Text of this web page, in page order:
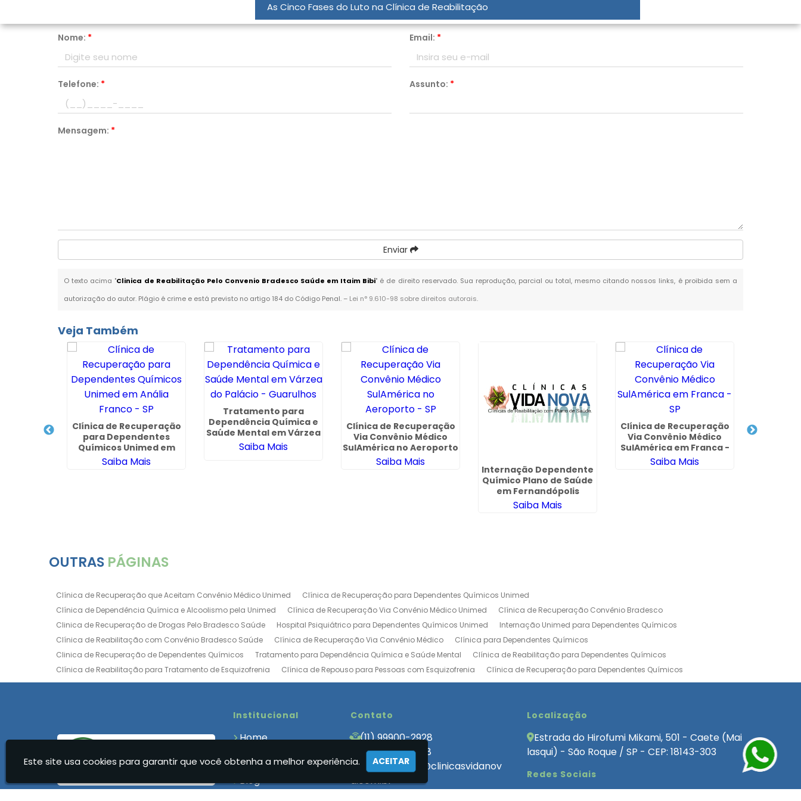
As Cinco Fases do Luto na Clínica de Reabilitação
Nome: * Email: *
Telefone: * Assunto: *
Mensagem: *
Enviar
O texto acima "Clinica de Reabilitação Pelo Convenio Bradesco Saúde em Itaim Bibi" é de direito reservado. Sua reprodução, parcial ou total, mesmo citando nossos links, é proibida sem a
autorização do autor. Plágio é crime e está previsto no artigo 184 do Código Penal. – Lei n° 9.610-98 sobre direitos autorais.
Veja Também
Clínica de Recuperação
para Dependentes
Químicos Unimed em
Anália Franco - SP
Saiba Mais
Tratamento para
Dependência Química e
Saúde Mental em Várzea
do Palácio - Guarulhos
Saiba Mais
Clínica de Recuperação
Via Convênio Médico
SulAmérica no Aeroporto
- SP
Saiba Mais
Internação Dependente
Químico Plano de Saúde
em Fernandópolis
Saiba Mais
Clínica de Recuperação
Via Convênio Médico
SulAmérica em Franca -
SP
Saiba Mais
OUTRAS PÁGINAS
Clínica de Recuperação que Aceitam Convênio Médico Unimed
Clínica de Recuperação para Dependentes Químicos Unimed
Clínica de Dependência Química e Alcoolismo pela Unimed
Clínica de Recuperação Via Convênio Médico Unimed
Clínica de Recuperação Convênio Bradesco
Clinica de Recuperação de Drogas Pelo Bradesco Saúde
Hospital Psiquiátrico para Dependentes Químicos Unimed
Internação Unimed para Dependentes Químicos
Clínica de Reabilitação com Convênio Bradesco Saúde
Clínica de Recuperação Via Convênio Médico
Clínica para Dependentes Químicos
Clinica de Recuperação de Dependentes Químicos
Tratamento para Dependência Química e Saúde Mental
Clínica de Reabilitação para Dependentes Químicos
Clínica de Reabilitação para Tratamento de Esquizofrenia
Clínica de Repouso para Pessoas com Esquizofrenia
Clínica de Recuperação para Dependentes Químicos
Clínica para Dependência Química e Alcoolismo
Clínica de Tratamento para Usuários de Drogas
Clínica de Recuperação Via Convênio Médico SulAmérica
Clínica de Reabilitação de Luxo Clinica de Reabilitação Internação Involuntaria
Clinica de Recuperação Alcoolismo
Clínica de Recuperação Involuntária Evangélica
Clínica de Recuperação para Alcoólatra
Clínica de Recuperação para Drogados
Clínica de Recuperação que Aceita Convênio Clínica de Tratamento para Dependentes Químicos
Clinica Dependencia Quimica
Clinica Dependencia Quimica Feminina Clinica Internação Involuntária
Clinica Involuntaria para Dependentes Quimicos
Clínica para Dependentes Químicos Feminina
Clinica para Dependentes Quimicos Internação Involuntaria
Clínica para Dependentes Químicos Particular
Institucional
Home
Clínicas
Blog
Contato
(11) 99900-2928
(11) 99900-2928
atendimento@clinicasvidanov
a.com.br
Localização
Estrada do Hirofumi Mikami, 501 - Caete (Mai
lasqui) - São Roque / SP - CEP: 18143-303
Redes Sociais
Este site usa cookies para garantir que você obtenha a melhor experiência. ACEITAR